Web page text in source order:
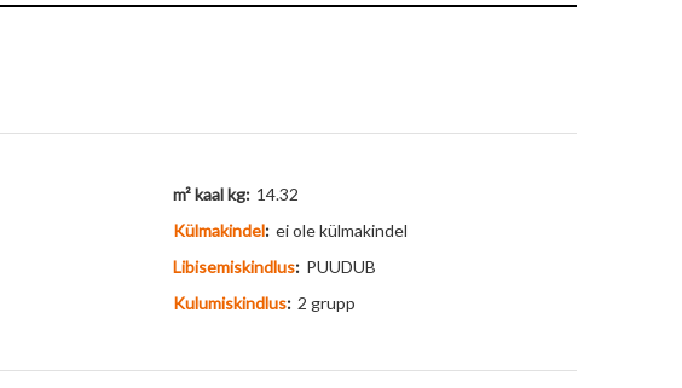
m² kaal kg: 14.32
Külmakindel: ei ole külmakindel
Libisemiskindlus: PUUDUB
Kulumiskindlus: 2 grupp